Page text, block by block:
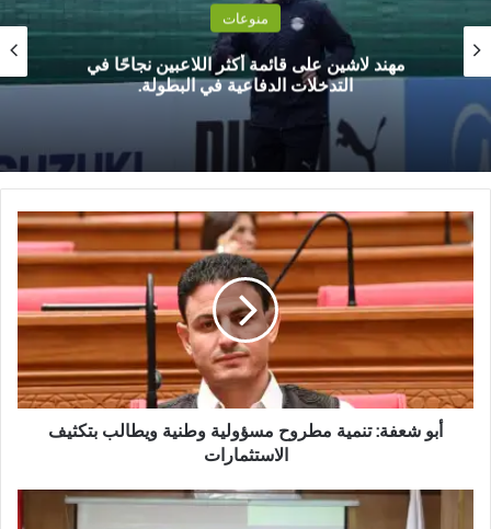
منوعات
مهند لاشين على قائمة أكثر اللاعبين نجاحًا في
التدخلات الدفاعية في البطولة.
أ
ب
و
ش
ع
ف
ة
:
ت
أبو شعفة: تنمية مطروح مسؤولية وطنية ويطالب بتكثيف
الاستثمارات